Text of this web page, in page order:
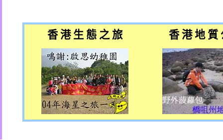
香 港 生 態 之 旅 香 港 地 質